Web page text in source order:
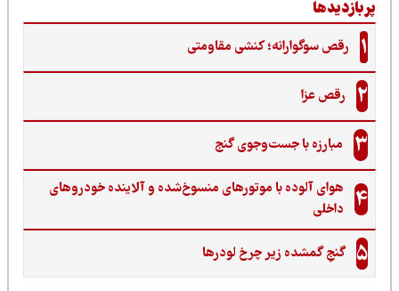
رقص سوگوارانه؛ کنشی مقاومتی
رقص عزا
مبارزه با جست‌وجوی گنج‌
هوای آلوده با موتورهای منسوخ‌شده و آلاینده خودروهای
داخلی
گنجِ گمشده زیر چرخ لودرها